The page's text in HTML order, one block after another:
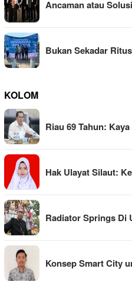
Ancaman atau
Bukan Sekadar
KOLOM
Riau 69 Tahun:
Hak Ulayat Silaut:
Radiator Springs
Konsep Smart City